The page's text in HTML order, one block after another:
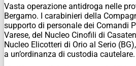
Vasta operazione antidroga nelle
Bergamo. I carabinieri della
supporto di personale dei Comandi
Varese, del Nucleo Cinofili di
Nucleo Elicotteri di Orio al Serio
a un’ordinanza di custodia cautelare.